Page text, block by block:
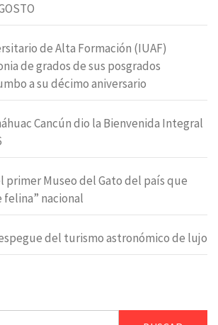
de Alta Formación (IUAF)
de grados de sus posgrados
a su décimo aniversario
Cancún dio la Bienvenida Integral
primer Museo del Gato del país que
nacional
del turismo astronómico de lujo